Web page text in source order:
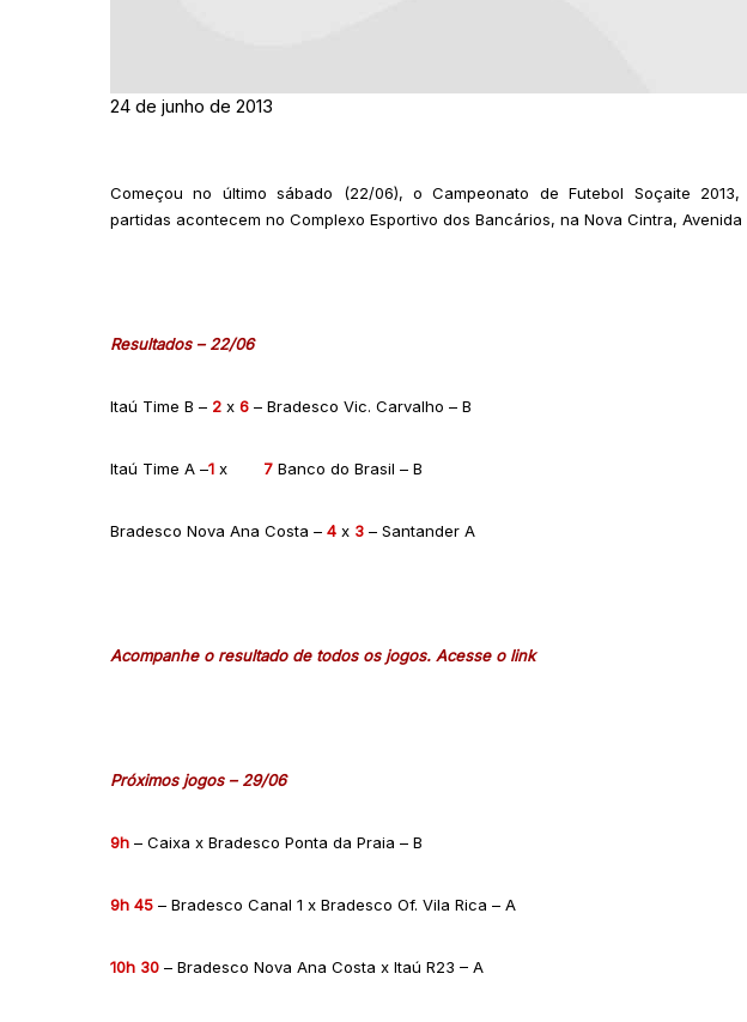
24 de junho de 2013
Começou no último sábado (22/06), o Campeonato de Futebol Soçaite
partidas acontecem no Complexo Esportivo dos Bancários, na Nova Cintra, Avenida
Resultados – 22/06
Itaú Time B – 2 x 6 – Bradesco Vic. Carvalho – B
Itaú Time A –1 x 7 Banco do Brasil – B
Bradesco Nova Ana Costa – 4 x 3 – Santander A
Acompanhe o resultado de todos os jogos. Acesse o link
Próximos jogos – 29/06
9h – Caixa x Bradesco Ponta da Praia – B
9h 45 – Bradesco Canal 1 x Bradesco Of. Vila Rica – A
10h 30 – Bradesco Nova Ana Costa x Itaú R23 – A